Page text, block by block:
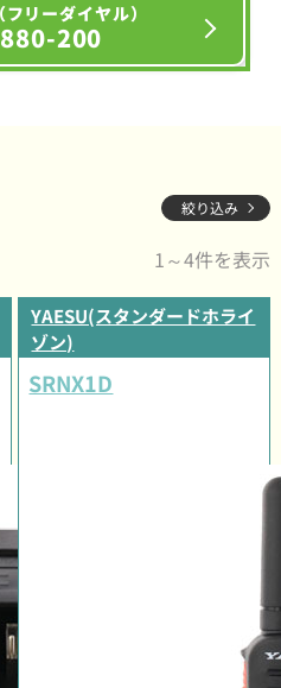
リーダイヤル）
200
絞り込み
1～4件を表示
YAESU(スタンダードホライ
ゾン)
SRNX1D